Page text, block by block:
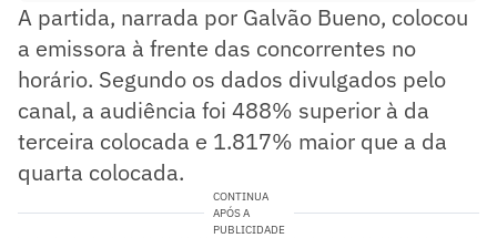
A partida, narrada por Galvão Bueno, colocou
a emissora à frente das concorrentes no
horário. Segundo os dados divulgados pelo
canal, a audiência foi 488% superior à da
terceira colocada e 1.817% maior que a da
quarta colocada.
CONTINUA
APÓS A
PUBLICIDADE